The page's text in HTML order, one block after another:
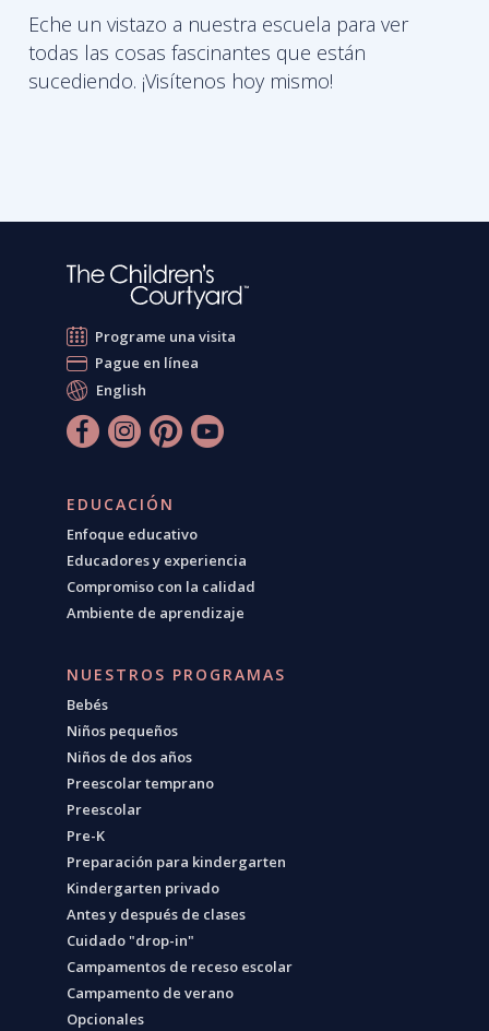
Eche un vistazo a nuestra escuela para ver
todas las cosas fascinantes que están
sucediendo. ¡Visítenos hoy mismo!
Programe una visita
Pague en línea
English
EDUCACIÓN
Enfoque educativo
Educadores y experiencia
Compromiso con la calidad
Ambiente de aprendizaje
NUESTROS PROGRAMAS
Bebés
Niños pequeños
Niños de dos años
Preescolar temprano
Preescolar
Pre-K
Preparación para kindergarten
Kindergarten privado
Antes y después de clases
Cuidado "drop-in"
Campamentos de receso escolar
Campamento de verano
Opcionales